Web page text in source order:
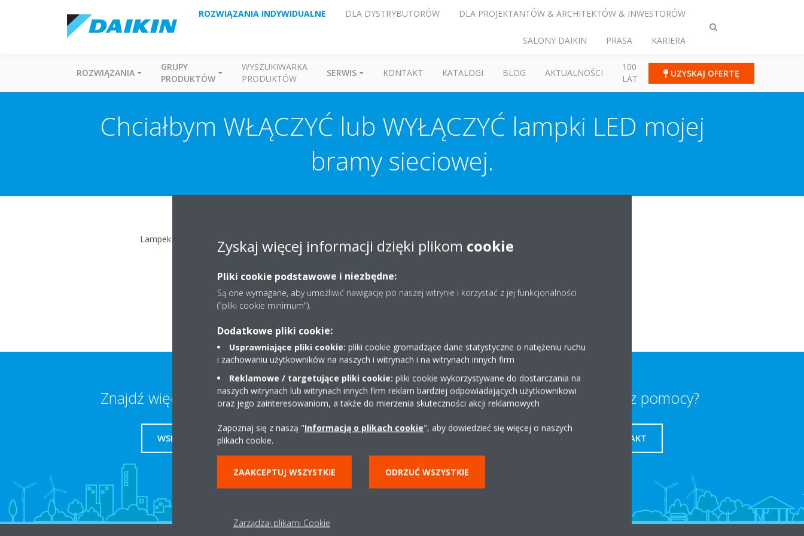
Przełącz
ROZWIĄZANIA INDYWIDUALNE DLA DYSTRYBUTORÓW DLA PROJEKTANTÓW & ARCHITEKTÓW & INWESTORÓW
SALONY DAIKIN PRASA KARIERA
ROZWIĄZANIA
GRUPY
PRODUKTÓW
WYSZUKIWARKA
PRODUKTÓW
SERWIS KONTAKT KATALOGI BLOG AKTUALNOŚCI
100
LAT
UZYSKAJ OFERTĘ
Chciałbym WŁĄCZYĆ lub WYŁĄCZYĆ lampki LED mojej
bramy sieciowej.
Lampek LED bramy sieciowej nie można WYŁĄCZYĆ LUB WŁĄCZYĆ, ot tak.
Znajdź więcej informacji
WSPARCIE
Dystrybutor w okolicy Potrzebujesz pomocy?
KONTAKT
Zyskaj więcej informacji dzięki plikom cookie
Pliki cookie podstawowe i niezbędne:
Są one wymagane, aby umożliwić nawigację po naszej witrynie i korzystać z jej funkcjonalności
("pliki cookie minimum").
Dodatkowe pliki cookie:
Usprawniające pliki cookie: pliki cookie gromadzące dane statystyczne o natężeniu ruchu
i zachowaniu użytkowników na naszych i witrynach i na witrynach innych firm
Reklamowe / targetujące pliki cookie: pliki cookie wykorzystywane do dostarczania na
naszych witrynach lub witrynach innych firm reklam bardziej odpowiadających użytkownikowi
oraz jego zainteresowaniom, a także do mierzenia skuteczności akcji reklamowych
Zapoznaj się z naszą "Informacją o plikach cookie", aby dowiedzieć się więcej o naszych
plikach cookie.
ZAAKCEPTUJ WSZYSTKIE ODRZUĆ WSZYSTKIE
Zarządzaj plikami Cookie